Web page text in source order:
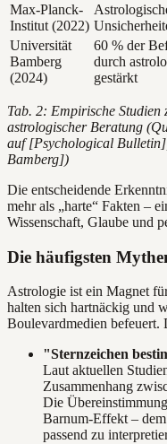
Max-Planck-
Institut (2022)
Universität
Bamberg
(2024)
60 % der
durch
gestärkt
Tab. 2: Empirische Studien
astrologischer Beratung
auf [Psychological
Bamberg])
Die entscheidende
mehr als „harte“ Fakten –
Wissenschaft, Glaube und
Die häufigsten
Astrologie ist ein Magnet
halten sich hartnäckig und
Boulevardmedien befeuert.
"Sternzeichen
Laut aktuellen
Zusammenhang
Die
Barnum-Effekt –
passend zu